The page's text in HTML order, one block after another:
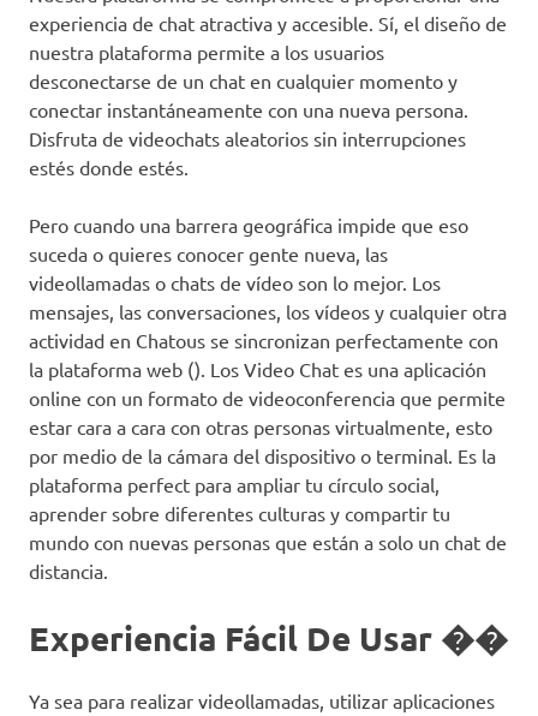
experiencia de chat atractiva y accesible. Sí, el diseño de
nuestra plataforma permite a los usuarios
desconectarse de un chat en cualquier momento y
conectar instantáneamente con una nueva persona.
Disfruta de videochats aleatorios sin interrupciones
estés donde estés.
Pero cuando una barrera geográfica impide que eso
suceda o quieres conocer gente nueva, las
videollamadas o chats de vídeo son lo mejor. Los
mensajes, las conversaciones, los vídeos y cualquier otra
actividad en Chatous se sincronizan perfectamente con
la plataforma web (). Los Video Chat es una aplicación
online con un formato de videoconferencia que permite
estar cara a cara con otras personas virtualmente, esto
por medio de la cámara del dispositivo o terminal. Es la
plataforma perfect para ampliar tu círculo social,
aprender sobre diferentes culturas y compartir tu
mundo con nuevas personas que están a solo un chat de
distancia.
Experiencia Fácil De Usar ��
Ya sea para realizar videollamadas, utilizar aplicaciones